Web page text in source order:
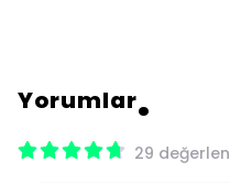
Yorumlar
29